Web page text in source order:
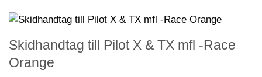
Skidhandtag till Pilot X & TX mfl -Race
Orange